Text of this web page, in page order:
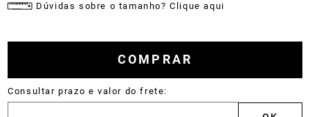
Dúvidas sobre o tamanho? Clique aqui
COMPRAR